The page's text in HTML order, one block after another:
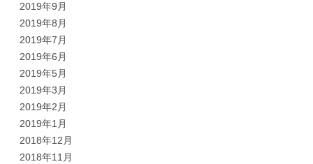
2019年9月
2019年8月
2019年7月
2019年6月
2019年5月
2019年3月
2019年2月
2019年1月
2018年12月
2018年11月